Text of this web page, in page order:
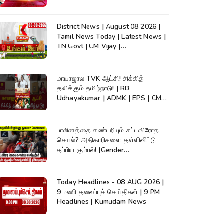
District News | August 08 2026 |
Tamil News Today | Latest News |
TN Govt | CM Vijay |
மாயாஜால TVK ஆட்சி! சிக்கித்
தவிக்கும் தமிழ்நாடு! | RB
Udhayakumar | ADMK | EPS | CM
பாலினத்தை கண்டறியும் சட்டவிரோத
செயல்? அதிகாரிகளை தள்ளிவிட்டு
தப்பிய கும்பல்! |Gender
Today Headlines - 08 AUG 2026 |
9 மணி தலைப்புச் செய்திகள் | 9 PM
Headlines | Kumudam News